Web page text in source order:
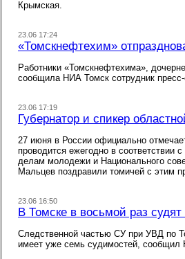
Крымская.
23.06 17:24
«Томскнефтехим»
Работники «Томскнефтехима»,
сообщила НИА Томск сотрудник
23.06 17:19
Губернатор и спикер
27 июня в России официально
проводится ежегодно в
делам молодежи и Национального
Мальцев поздравили томичей с этим
23.06 16:50
В Томске в восьмой раз судят
Следственной частью СУ при УВД по
имеет уже семь судимостей, сообщил